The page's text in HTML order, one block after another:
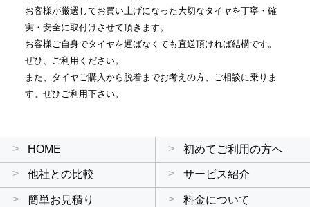
お客様が厳選してお買い上げになった大切なタイヤを丁寧・確
実・安全に取付けさせて頂きます。
お客様ご自身でタイヤを運ばなくても直送頂ければ結構です。
ぜひ、ご利用ください。
また、タイヤご購入から脱着までお考えの方、ご相談に乗りま
す。ぜひご利用下さい。
HOME 初めてご利用の方へ
他社との比較 サービス紹介
簡単お見積り 料金について